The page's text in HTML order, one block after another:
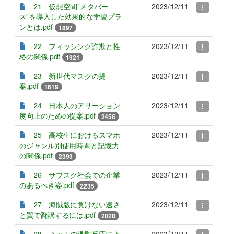
21 仮想空間”メタバー
ス”を導入した効果的な学習プラ
ンとは.pdf
1897
2023/12/11
22 フィッシング詐欺と性
格の関係.pdf
1921
2023/12/11
23 新世代マスクの提
案.pdf
1619
2023/12/11
24 日本人のアサーション
度向上のための提案.pdf
2456
2023/12/11
25 高校生におけるスマホ
のジャンル別使用時間と記憶力
の関係.pdf
2393
2023/12/11
26 サブスク社会での企業
のあるべき姿.pdf
2235
2023/12/11
27 海賊版に負けない速さ
と質で翻訳するには.pdf
2028
2023/12/11